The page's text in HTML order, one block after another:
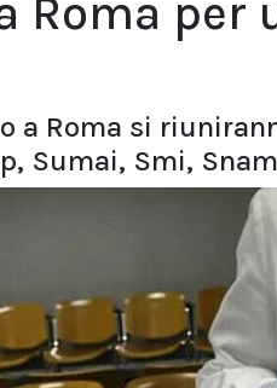
Roma per
a Roma si
Sumai, Smi,